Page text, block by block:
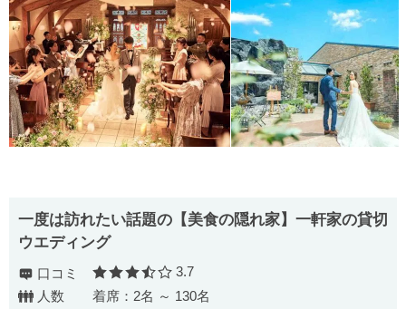
一度は訪れたい話題の【美食の隠れ家】一軒家の貸切
ウエディング
口コミ 口コミ評価
3.7
人数
着席：2名 ～ 130名